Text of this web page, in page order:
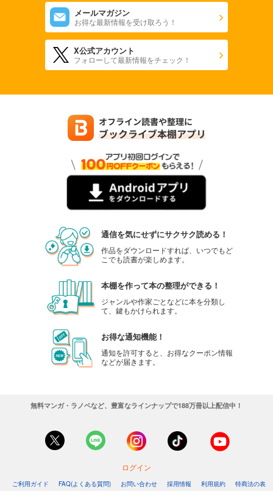
メールマガジン
お得な最新情報を受け取ろう！
X公式アカウント
フォローして最新情報をチェック！
通信を気にせずにサクサク読める！
作品をダウンロードすれば、いつでもど
こでも読書が楽しめます。
本棚を作って本の整理ができる！
ジャンルや作家ごとなどに本を分類し
て、鍵もかけられます。
お得な通知機能！
通知を許可すると、お得なクーポン情報
などが届きます。
無料マンガ・ラノベなど、豊富なラインナップで188万冊以上配信中！
ログイン
ご利用ガイド FAQ(よくある質問) お問い合わせ 採用情報 利用規約
特商法の表